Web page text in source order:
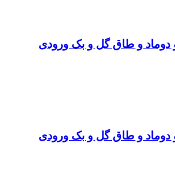
و طاق گل و بک ورودی
و طاق گل و بک ورودی